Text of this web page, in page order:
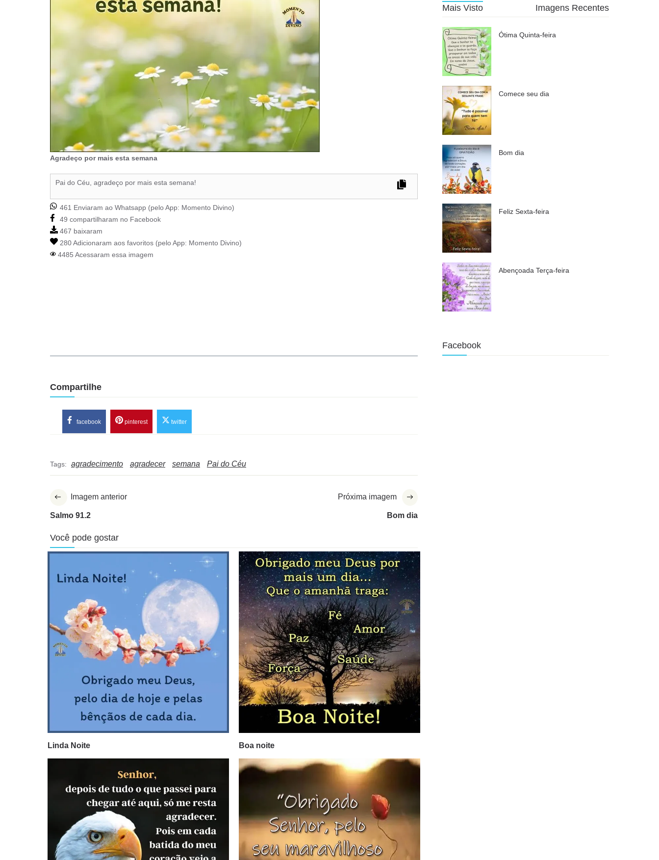
Agradeço por mais esta semana
Pai do Céu, agradeço por mais esta semana!
461 Enviaram ao Whatsapp (pelo App: Momento Divino)
49 compartilharam no Facebook
467 baixaram
280 Adicionaram aos favoritos (pelo App: Momento Divino)
4485 Acessaram essa imagem
Compartilhe
facebook pinterest twitter
Tags: agradecimento agradecer semana Pai do Céu
Imagem anterior
Salmo 91.2
Próxima imagem
Bom dia
Você pode gostar
Linda Noite Boa noite
Mais Visto Imagens Recentes
Ótima Quinta-feira
Comece seu dia
Bom dia
Feliz Sexta-feira
Abençoada Terça-feira
Facebook